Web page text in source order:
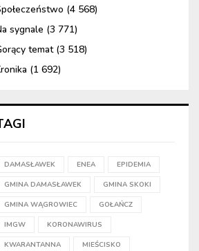
(4 568)
sygnale (3 771)
temat(3 518)
(1 692)
DAMASŁAWEK ENEA EPIDEMIA
GMINA DAMASŁAWEK GMINA SKOKI
GMINA WĄGROWIEC GOŁAŃCZ
IMGW KORONAWIRUS
KWARANTANNA MIEŚCISKO